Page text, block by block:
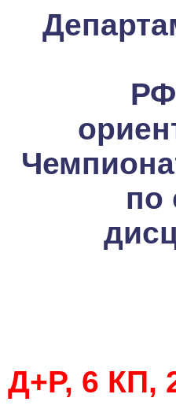
по
Д+Р, 6 КП,